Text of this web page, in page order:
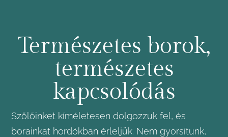
Természetes borok,
természetes
kapcsolódás
Szőlőinket kíméletesen dolgozzuk fel, és
borainkat hordókban érleljük. Nem gyorsítunk,